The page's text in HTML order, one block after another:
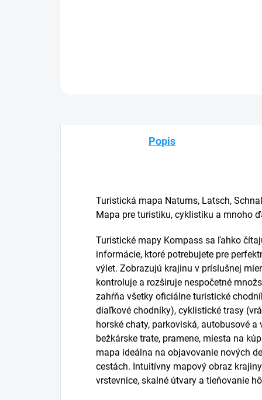
Popis
Turistická mapa Naturns, Latsch,
Mapa pre turistiku, cyklistiku a mnoho
Turistické mapy Kompass sa ľahko
informácie, ktoré potrebujete pre
výlet. Zobrazujú krajinu v príslušnej
kontroluje a rozširuje nespočetné
zahŕňa všetky oficiálne turistické
diaľkové chodníky), cyklistické trasy
horské chaty, parkoviská, autobusové
bežkárske trate, pramene, miesta na
mapa ideálna na objavovanie nových
cestách. Intuitívny mapový obraz
vrstevnice, skalné útvary a tieňovanie